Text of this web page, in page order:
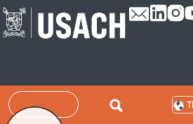
Passar para o conteúdo principal
Pesquisar